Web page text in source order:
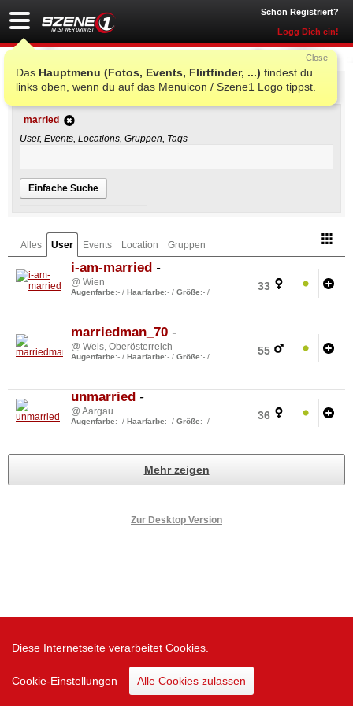
Diese Internetseite verarbeitet Cookies.
Cookie-Einstellungen Alle Cookies zulassen
Schon Registriert?
Logg Dich ein!
Das Hauptmenu (Fotos, Events, Flirtfinder, ...) findest du
links oben, wenn du auf das Menuicon / Szene1 Logo tippst.
Close
Einfache Suche
married
User, Events, Locations, Gruppen, Tags
Einfache Suche
Alles User Events Location Gruppen
33
i-am-married -
@ Wien
Augenfarbe:- / Haarfarbe:- / Größe:- /
55
marriedman_70 -
@ Wels, Oberösterreich
Augenfarbe:- / Haarfarbe:- / Größe:- /
36
unmarried -
@ Aargau
Augenfarbe:- / Haarfarbe:- / Größe:- /
Mehr zeigen
Zur Desktop Version